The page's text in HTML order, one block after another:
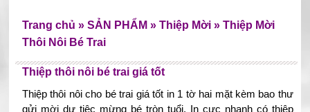
Thiệp thôi nôi bé trai giá tốt
Thiệp thôi nôi cho bé trai giá tốt in 1 tờ hai mặt kèm bao thư
gửi mời dự tiệc mừng bé tròn tuổi. In cực nhanh có thiệp
Trang chủ » SẢN PHẨM » Thiệp Mời » Thiệp Mời
Thôi Nôi Bé Trai